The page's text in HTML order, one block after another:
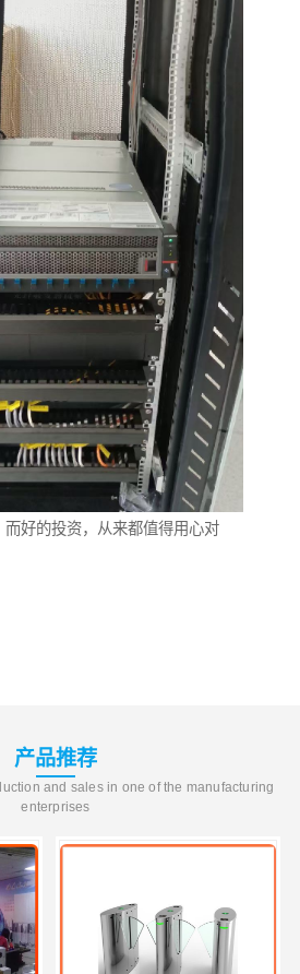
好的投资，从来都值得用心对
产品推荐
and sales in one of the manufacturing
enterprises